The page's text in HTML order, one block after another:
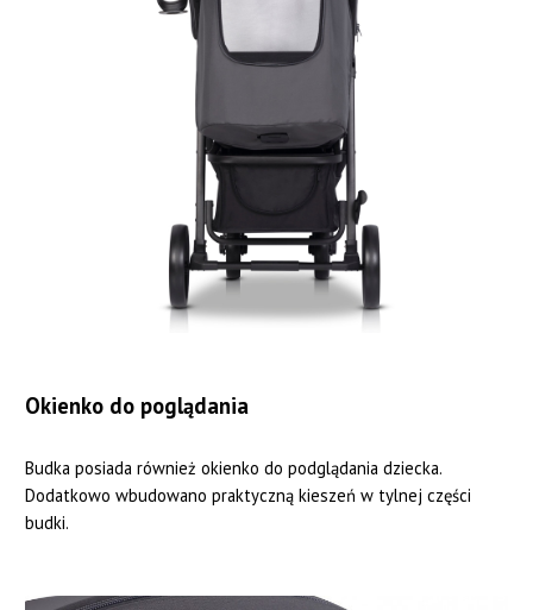
Okienko do poglądania
Budka posiada również okienko do podglądania dziecka.
Dodatkowo wbudowano praktyczną kieszeń w tylnej części
budki.